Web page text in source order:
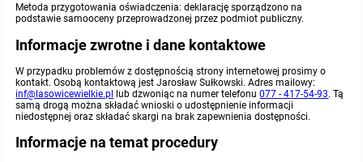
Protokoły z posiedzeń sesji 2013
Protokoły z posiedzeń sesji 2012
Protokoły z posiedzeń sesji 2011
Protokoły z posiedzeń sesji 2010
Roczne sprawozdania z gospodarki odpadami
Analiza stanu gospodarki odpadami
Okresowa ocena jakości wody
Sprawozdanie okresowe z realizacji programu ochrony powietrza
Platforma e-Zamówienia
Ogłoszenia dodatkowe
Odpowiedzi na zapytania
Informacja z otwarcia ofert
Gminna Ewidencja Zabytków Gminy Lasowice Wielkie
Planowanie i zagospodarowanie przestrzenne
Studium uwarunkowań i kierunków zagospodarowania przestrzennego
Obowiązujące
Miejscowe plany zagospodarowania przestrzennego
Zaproszenia do składania ofert
Archiwum BIP
Metoda przygotowania oświadczenia: deklarację sporządzono na
podstawie samooceny przeprowadzonej przez podmiot publiczny.
Informacje zwrotne i dane kontaktowe
W przypadku problemów z dostępnością strony internetowej prosimy o
kontakt. Osobą kontaktową jestJarosław Sułkowski. Adres mailowy:
inf@lasowicewielkie.pl lub dzwoniąc na numer telefonu077 - 417-54-93. Tą
samą drogą można składać wnioski o udostępnienie informacji
niedostępnej oraz składać skargi na brak zapewnienia dostępności.
Informacje na temat procedury